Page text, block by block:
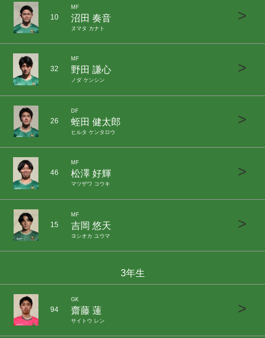
10
MF
沼田 奏音
ヌマタ カナト
>
32
MF
野田 謙心
ノダ ケンシン
>
26
DF
蛭田 健太郎
ヒルタ ケンタロウ
>
46
MF
松澤 好輝
マツザワ コウキ
>
15
MF
吉岡 悠天
ヨシオカ ユウマ
>
3年生
94
GK
齋藤 蓮
サイトウ レン
>